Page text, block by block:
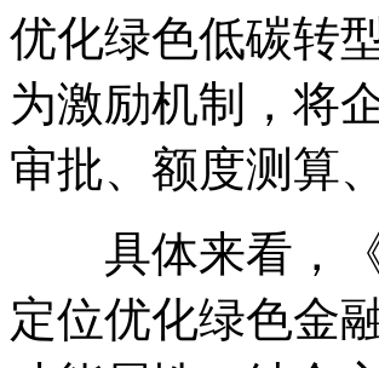
优化绿色低碳转
为激励机制，将
审批、额度测算
具体来看，《
定位优化绿色金